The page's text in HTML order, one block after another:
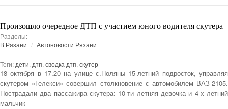
Произошло очередное ДТП с участием юного водителя скутера
Разделы:
В Рязани
Автоновости Рязани
Теги: дети, дтп, сводка дтп, скутер
18 октября в 17.20 на улице с.Поляны 15-летний подросток, управляя
скутером «Гелекси» совершил столкновение с автомобилем ВАЗ-2105.
Пострадали два пассажира скутера: 10-ти летняя девочка и 4-х летний
мальчик